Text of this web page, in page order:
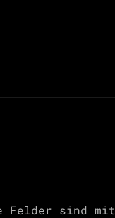
Felder sind mit